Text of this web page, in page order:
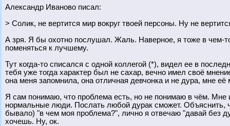
Александр Иваново писал:
> Солик, не вертится мир вокруг твоей персоны. Ну не
А зря. Я бы охотно послушал. Жаль. Наверное, я тоже в чем-
поменяться к лучшему.
Тут когда-то списался с одной коллегой (*), видел ее в
тебя уже тогда характер был не сахар, вечно имел своё
она меня запомнила, она отличная девчонка и не дура, мне
Я сам понимаю, что проблема есть, но не понимаю в чём. Мне
нормальные люди. Послать любой дурак сможет. Объяснить,
бывало) "в чем моя проблема?", лично я отвечаю "давай без
хочешь. Ну, ок.